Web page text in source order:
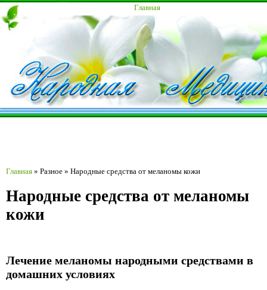
Главная
Главная » Разное » Народные средства от меланомы кожи
Народные средства от меланомы
кожи
Лечение меланомы народными средствами в
домашних условиях